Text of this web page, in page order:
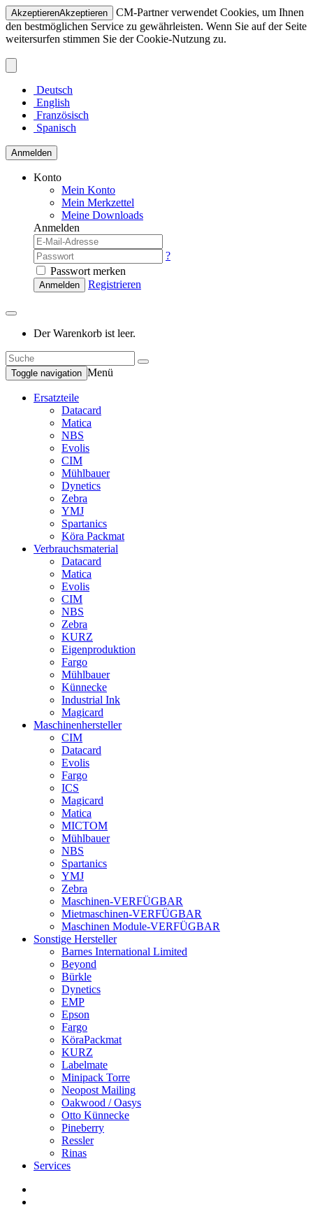
AkzeptierenAkzeptieren
CM-Partner verwendet Cookies, um Ihnen
den bestmöglichen Service zu gewährleisten. Wenn Sie auf der Seite
weitersurfen stimmen Sie der Cookie-Nutzung zu.
Deutsch
English
Französisch
Spanisch
Anmelden
Konto
Mein Konto
Mein Merkzettel
Meine Downloads
Anmelden
?
Passwort merken
Anmelden Registrieren
Der Warenkorb ist leer.
Toggle navigation Menü
Ersatzteile
Datacard
Matica
NBS
Evolis
CIM
Mühlbauer
Dynetics
Zebra
YMJ
Spartanics
Köra Packmat
Verbrauchsmaterial
Datacard
Matica
Evolis
CIM
NBS
Zebra
KURZ
Eigenproduktion
Fargo
Mühlbauer
Künnecke
Industrial Ink
Magicard
Maschinenhersteller
CIM
Datacard
Evolis
Fargo
ICS
Magicard
Matica
MICTOM
Mühlbauer
NBS
Spartanics
YMJ
Zebra
Maschinen-VERFÜGBAR
Mietmaschinen-VERFÜGBAR
Maschinen Module-VERFÜGBAR
Sonstige Hersteller
Barnes International Limited
Beyond
Bürkle
Dynetics
EMP
Epson
Fargo
KöraPackmat
KURZ
Labelmate
Minipack Torre
Neopost Mailing
Oakwood / Oasys
Otto Künnecke
Pineberry
Ressler
Rinas
Services